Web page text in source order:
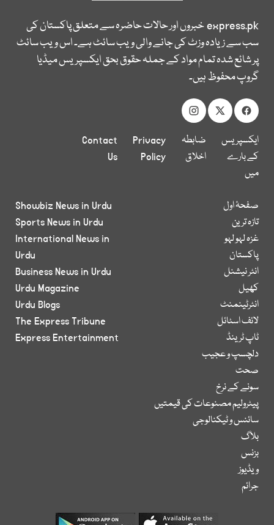
express.pkخبروں اور حالات حاضرہ سے متعلق پاکستان کی
سب سے زیادہ وزٹ کی جانے والی ویب سائٹ ہے۔ اس ویب سائٹ
پر شائع شدہ تمام مواد کے جملہ حقوق بحق ایکسپریس میڈیا
گروپ محفوظ ہیں۔
ایکسپریس
کے بارے
میں
ضابطہ
اخلاق
Privacy
Policy
Contact
Us
صفحۂ اول
تازہ ترین
غزہ لہو لہو
پاکستان
انٹر نیشنل
کھیل
انٹرٹینمنٹ
لائف اسٹائل
ٹاپ ٹرینڈ
دلچسپ و عجیب
صحت
سونے کے نرخ
پیٹرولیم مصنوعات کی قیمتیں
سائنس و ٹیکنالوجی
بلاگ
بزنس
ویڈیوز
جرائم
Showbiz News in Urdu
Sports News in Urdu
International News in
Urdu
Business News in Urdu
Urdu Magazine
Urdu Blogs
The Express Tribune
Express Entertainment